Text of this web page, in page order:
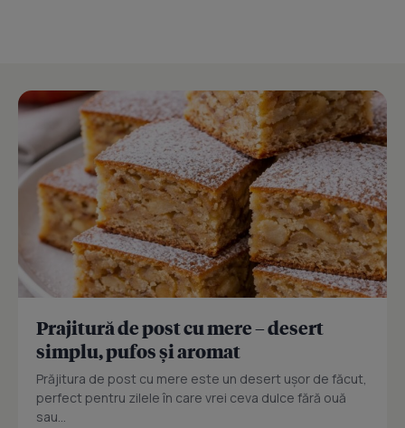
Prajitură de post cu mere – desert
simplu, pufos și aromat
Prăjitura de post cu mere este un desert ușor de făcut,
perfect pentru zilele în care vrei ceva dulce fără ouă
sau...